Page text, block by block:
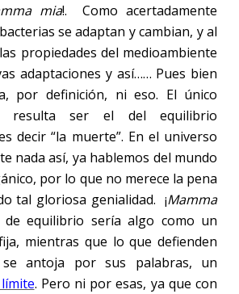
mia!. Como acertadamente
se adaptan y cambian, y al
propiedades del medioambiente
adaptaciones y así…… Pues bien
por definición, ni eso. El único
resulta ser el del equilibrio
decir “la muerte”. En el universo
nada así, ya hablemos del mundo
por lo que no merece la pena
tal gloriosa genialidad. ¡Mamma
equilibrio sería algo como un
mientras que lo que defienden
se antoja por sus palabras, un
. Pero ni por esas, ya que con